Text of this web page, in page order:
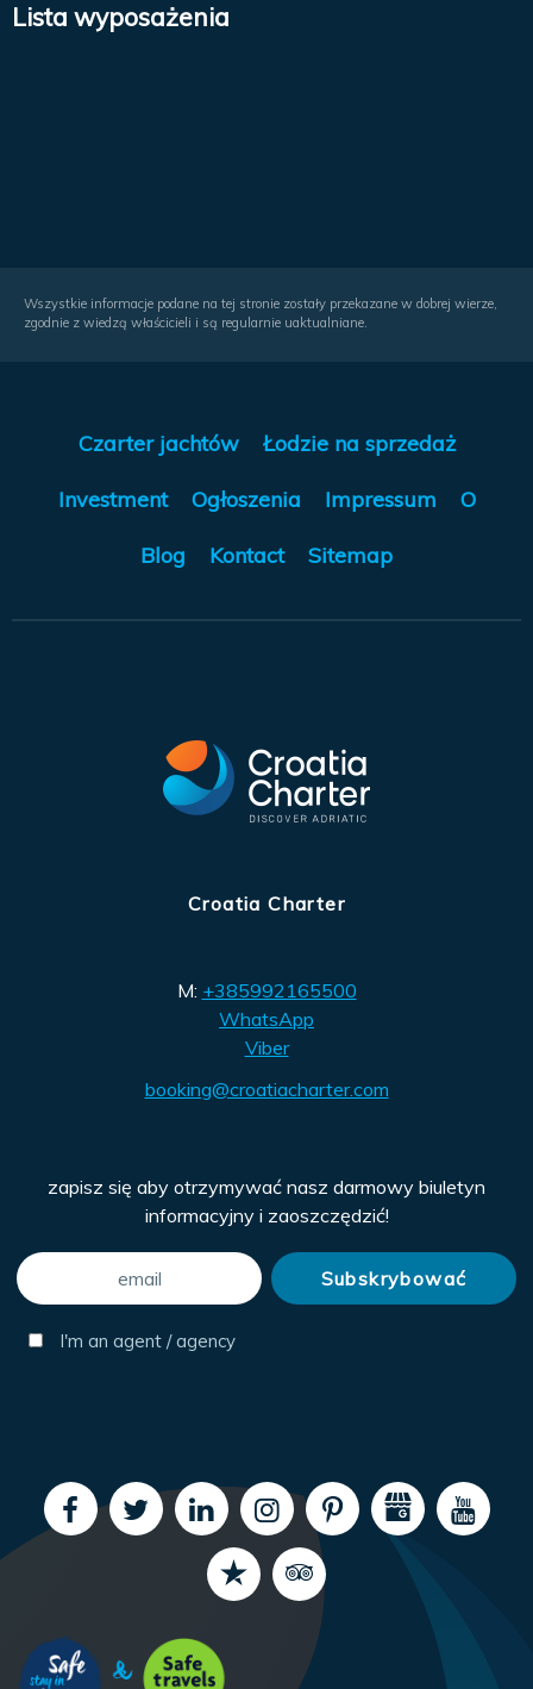
Lista wyposażenia
Wszystkie informacje podane na tej stronie zostały przekazane w dobrej wierze,
zgodnie z wiedzą właścicieli i są regularnie uaktualniane.
Czarter jachtów Łodzie na sprzedaż
Investment Ogłoszenia Impressum O
Blog Kontact Sitemap
Croatia Charter
M: +385992165500
WhatsApp
Viber
booking@croatiacharter.com
zapisz się aby otrzymywać nasz darmowy biuletyn
informacyjny i zaoszczędzić!
I'm an agent / agency